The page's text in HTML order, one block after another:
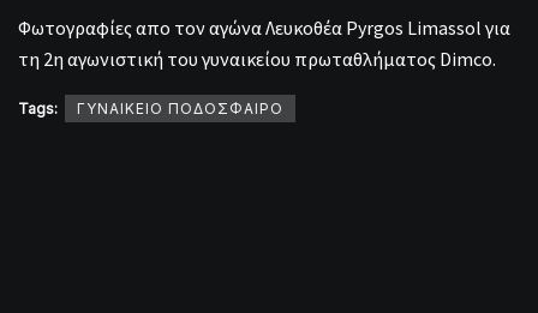
Φωτογραφίες απο τον αγώνα Λευκοθέα Pyrgos Limassol για
τη 2η αγωνιστική του γυναικείου πρωταθλήματος Dimco.
Tags: ΓΥΝΑΙΚΕΙΟ ΠΟΔΟΣΦΑΙΡΟ